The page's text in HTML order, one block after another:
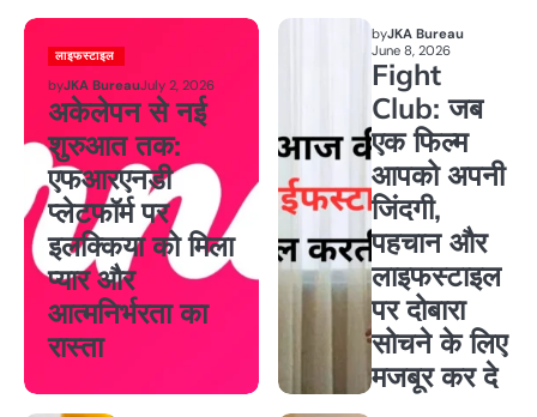
लाइफस्टाइल
byJKA BureauJuly 2, 2026
अकेलेपन से नई
शुरुआत तक:
एफआरएनडी
प्लेटफॉर्म पर
इलक्किया को मिला
प्यार और
आत्मनिर्भरता का
रास्ता
byJKA Bureau
June 8, 2026
Fight
Club: जब
एक फिल्म
आपको अपनी
जिंदगी,
पहचान और
लाइफस्टाइल
पर दोबारा
सोचने के लिए
मजबूर कर दे